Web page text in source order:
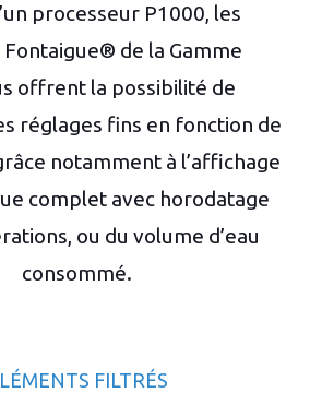
processeur P1000, les
de la Gamme
offrent la possibilité de
réglages fins en fonction de
notamment à l’affichage
complet avec horodatage
ou du volume d’eau
consommé.
FILTRÉS